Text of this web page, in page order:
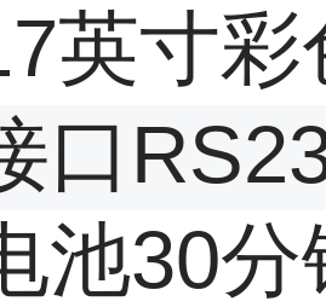
英寸
口
池30分